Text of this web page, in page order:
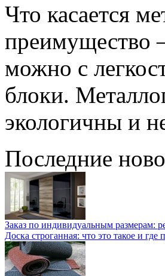
Что касается
преимущество
можно с
блоки.
экологичны и
Последние
Заказ по индивидуальным размерам:
Доска строганная: что это такое и где